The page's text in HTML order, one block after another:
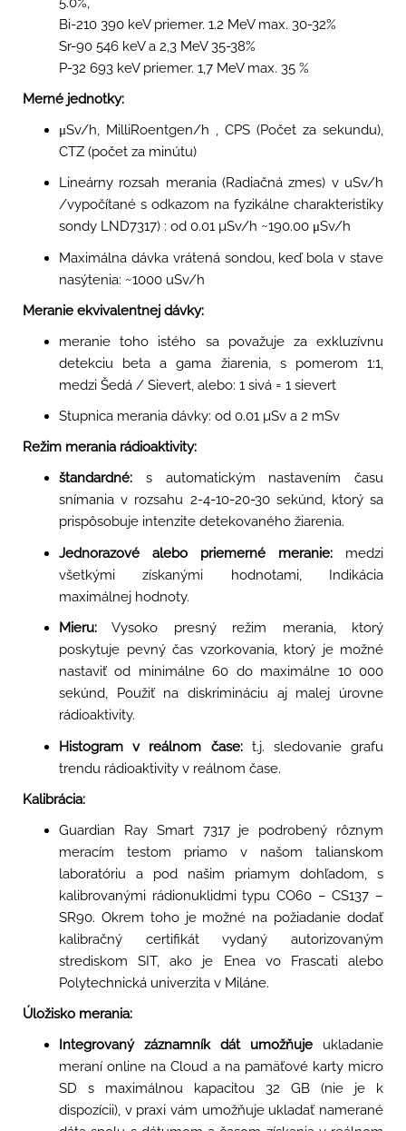
Bi-210 390 keV priemer. 1.2 MeV max. 30-32%
Sr-90 546 keV a 2,3 MeV 35-38%
P-32 693 keV priemer. 1,7 MeV max. 35 %
Merné jednotky:
μSv/h, MilliRoentgen/h , CPS (Počet za sekundu),
CTZ (počet za minútu)
Lineárny rozsah merania (Radiačná zmes) v uSv/h
/vypočítané s odkazom na fyzikálne charakteristiky
sondy LND7317) : od 0.01 µSv/h ~190.00 μSv/h
Maximálna dávka vrátená sondou, keď bola v stave
nasýtenia: ~1000 uSv/h
Meranie ekvivalentnej dávky:
meranie toho istého sa považuje za exkluzívnu
detekciu beta a gama žiarenia, s pomerom 1:1,
medzi Šedá / Sievert, alebo: 1 sivá = 1 sievert
Stupnica merania dávky: od 0.01 µSv a 2 mSv
Režim merania rádioaktivity:
štandardné: s automatickým nastavením času
snímania v rozsahu 2-4-10-20-30 sekúnd, ktorý sa
prispôsobuje intenzite detekovaného žiarenia.
Jednorazové alebo priemerné meranie: medzi
všetkými získanými hodnotami, Indikácia
maximálnej hodnoty.
Mieru: Vysoko presný režim merania, ktorý
poskytuje pevný čas vzorkovania, ktorý je možné
nastaviť od minimálne 60 do maximálne 10 000
sekúnd, Použiť na diskrimináciu aj malej úrovne
rádioaktivity.
Histogram v reálnom čase:t.j. sledovanie grafu
trendu rádioaktivity v reálnom čase.
Kalibrácia:
Guardian Ray Smart 7317 je podrobený rôznym
meracím testom priamo v našom talianskom
laboratóriu a pod našim priamym dohľadom, s
kalibrovanými rádionuklidmi typu CO60 – CS137 –
SR90. Okrem toho je možné na požiadanie dodať
kalibračný certifikát vydaný autorizovaným
strediskom SIT, ako je Enea vo Frascati alebo
Polytechnická univerzita v Miláne.
Úložisko merania:
Integrovaný záznamník dát umožňuje ukladanie
meraní online na Cloud a na pamäťové karty micro
SD s maximálnou kapacitou 32 GB (nie je k
dispozícii), v praxi vám umožňuje ukladať namerané